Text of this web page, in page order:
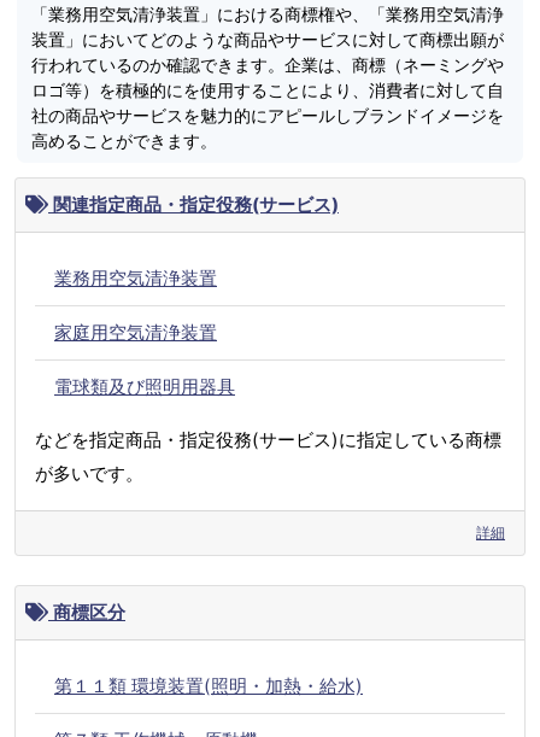
「業務用空気清浄装置」における商標権や、「業務用空気清浄
装置」においてどのような商品やサービスに対して商標出願が
行われているのか確認できます。企業は、商標（ネーミングや
ロゴ等）を積極的にを使用することにより、消費者に対して自
社の商品やサービスを魅力的にアピールしブランドイメージを
高めることができます。
関連指定商品・指定役務(サービス)
業務用空気清浄装置
家庭用空気清浄装置
電球類及び照明用器具
などを指定商品・指定役務(サービス)に指定している商標
が多いです。
詳細
商標区分
第１１類 環境装置(照明・加熱・給水)